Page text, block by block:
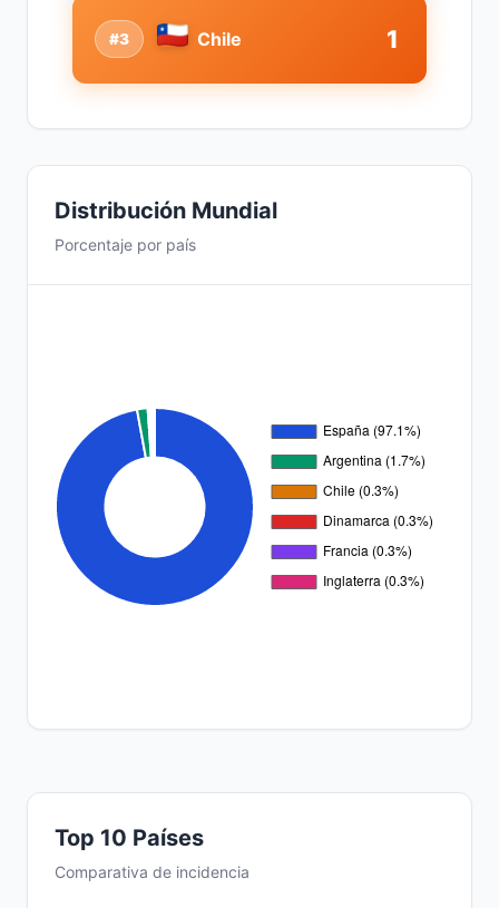
#3 Chile 1
Distribución Mundial
Porcentaje por país
Top 10 Países
Comparativa de incidencia